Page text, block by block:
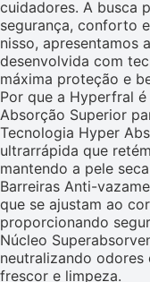
cuidadores. A busca
segurança, conforto
nisso, apresentamos
desenvolvida com
máxima proteção e
Por que a Hyperfral
Absorção Superior
Tecnologia Hyper
ultrarrápida que
mantendo a pele
Barreiras Anti-
que se ajustam ao
proporcionando
Núcleo
neutralizando odores
frescor e limpeza.